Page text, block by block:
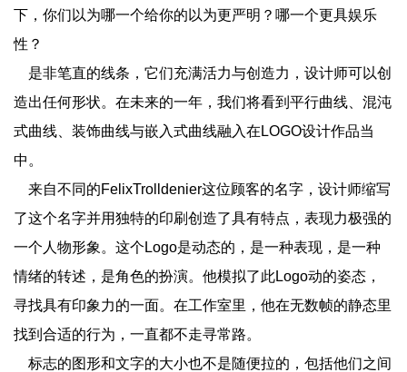
下，你们以为哪一个给你的以为更严明？哪一个更具娱乐
性？
是非笔直的线条，它们充满活力与创造力，设计师可以创
造出任何形状。在未来的一年，我们将看到平行曲线、混沌
式曲线、装饰曲线与嵌入式曲线融入在LOGO设计作品当
中。
来自不同的FelixTrolldenier这位顾客的名字，设计师缩写
了这个名字并用独特的印刷创造了具有特点，表现力极强的
一个人物形象。这个Logo是动态的，是一种表现，是一种
情绪的转述，是角色的扮演。他模拟了此Logo动的姿态，
寻找具有印象力的一面。在工作室里，他在无数帧的静态里
找到合适的行为，一直都不走寻常路。
标志的图形和文字的大小也不是随便拉的，包括他们之间